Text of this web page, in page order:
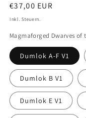
Normaler
Preis
€37,00 EUR
Inkl. Steuern.
Magmaforged Dwarves of
Dumlok A-F V1
Dumlok B V1
Dumlok E V1